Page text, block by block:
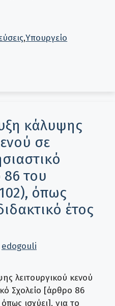
,Υπουργείο
κάλυψης
σε
86 του
όπως
έτος
edogouli
λειτουργικού κενού
Σχολείο [άρθρο 86
ισχύει], για το